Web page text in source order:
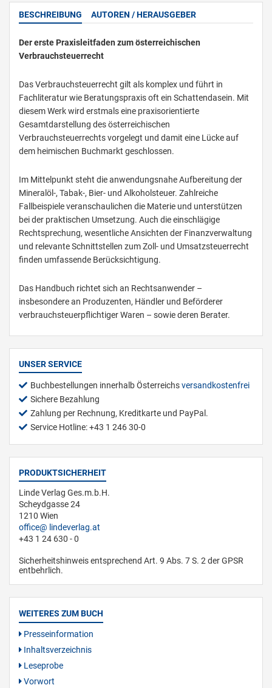
BESCHREIBUNG AUTOREN / HERAUSGEBER
Der erste Praxisleitfaden zum österreichischen
Verbrauchsteuerrecht
Das Verbrauchsteuerrecht gilt als komplex und führt in
Fachliteratur wie Beratungspraxis oft ein Schattendasein. Mit
diesem Werk wird erstmals eine praxisorientierte
Gesamtdarstellung des österreichischen
Verbrauchsteuerrechts vorgelegt und damit eine Lücke auf
dem heimischen Buchmarkt geschlossen.
Im Mittelpunkt steht die anwendungsnahe Aufbereitung der
Mineralöl-, Tabak-, Bier- und Alkoholsteuer. Zahlreiche
Fallbeispiele veranschaulichen die Materie und unterstützen
bei der praktischen Umsetzung. Auch die einschlägige
Rechtsprechung, wesentliche Ansichten der Finanzverwaltung
und relevante Schnittstellen zum Zoll- und Umsatzsteuerrecht
finden umfassende Berücksichtigung.
Das Handbuch richtet sich an Rechtsanwender –
insbesondere an Produzenten, Händler und Beförderer
verbrauchsteuerpflichtiger Waren – sowie deren Berater.
UNSER SERVICE
Buchbestellungen innerhalb Österreichsversandkostenfrei
Sichere Bezahlung
Zahlung per Rechnung, Kreditkarte und PayPal.
Service Hotline: +43 1 246 30-0
PRODUKTSICHERHEIT
Linde Verlag Ges.m.b.H.
Scheydgasse 24
1210 Wien
office
lindeverlag.at
+43 1 24 630 - 0
Sicherheitshinweis entsprechend Art. 9 Abs. 7 S. 2 der GPSR
entbehrlich.
WEITERES ZUM BUCH
Presseinformation
Inhaltsverzeichnis
Leseprobe
Vorwort